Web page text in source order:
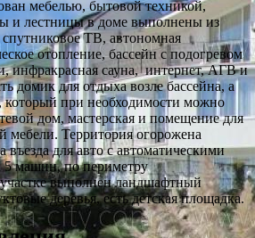
мебелью, бытовой техникой,
и лестницы в доме выполнены из
ТВ, автономная
отопление, бассейн с подогревом
инфракрасная сауна, интернет, АГВ и
домик для отдыха возле бассейна, а
который при необходимости можно
дом, мастерская и помещение для
мебели. Территория огорожена
для авто с автоматическими
5 машин, по периметру
выполнен ландшафтный
деревья, есть детская площадка.